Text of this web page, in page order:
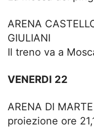
ARENA
GIULIANI
Il treno va a
VENERDI 22
ARENA DI
proiezione ore